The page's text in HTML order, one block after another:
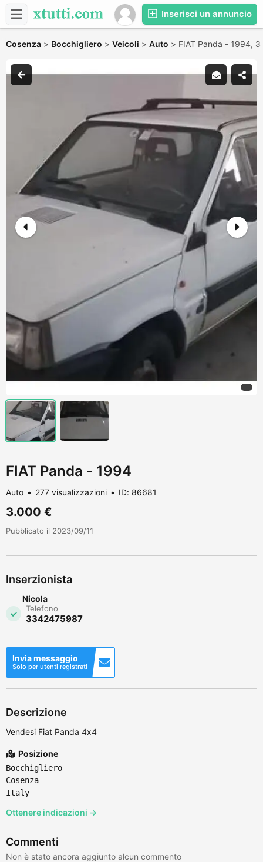
Inserisci un annuncio
Cosenza > Bocchigliero > Veicoli > Auto > FIAT Panda - 1994,
FIAT Panda - 1994
Auto 277 visualizzazioni ID: 86681
3.000 €
Pubblicato il 2023/09/11
Inserzionista
Nicola
Telefono
3342475987
Invia messaggio
Solo per utenti registrati
Descrizione
Vendesi Fiat Panda 4x4
Posizione
Bocchigliero
Cosenza
Italy
Ottenere indicazioni →
Commenti
Non è stato ancora aggiunto alcun commento